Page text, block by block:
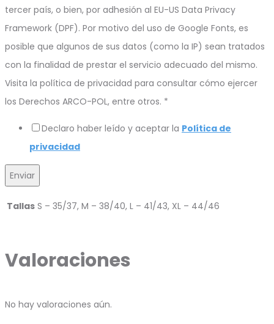
tercer país, o bien, por adhesión al EU-US Data Privacy
Framework (DPF). Por motivo del uso de Google Fonts, es
posible que algunos de sus datos (como la IP) sean tratados
con la finalidad de prestar el servicio adecuado del mismo.
Visita la política de privacidad para consultar cómo ejercer
los Derechos ARCO-POL, entre otros. *
Declaro haber leído y aceptar la Política de
privacidad
Enviar
Tallas S – 35/37, M – 38/40, L – 41/43, XL – 44/46
Valoraciones
No hay valoraciones aún.